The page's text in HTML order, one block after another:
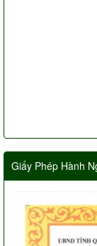
Giấy Phép Hành